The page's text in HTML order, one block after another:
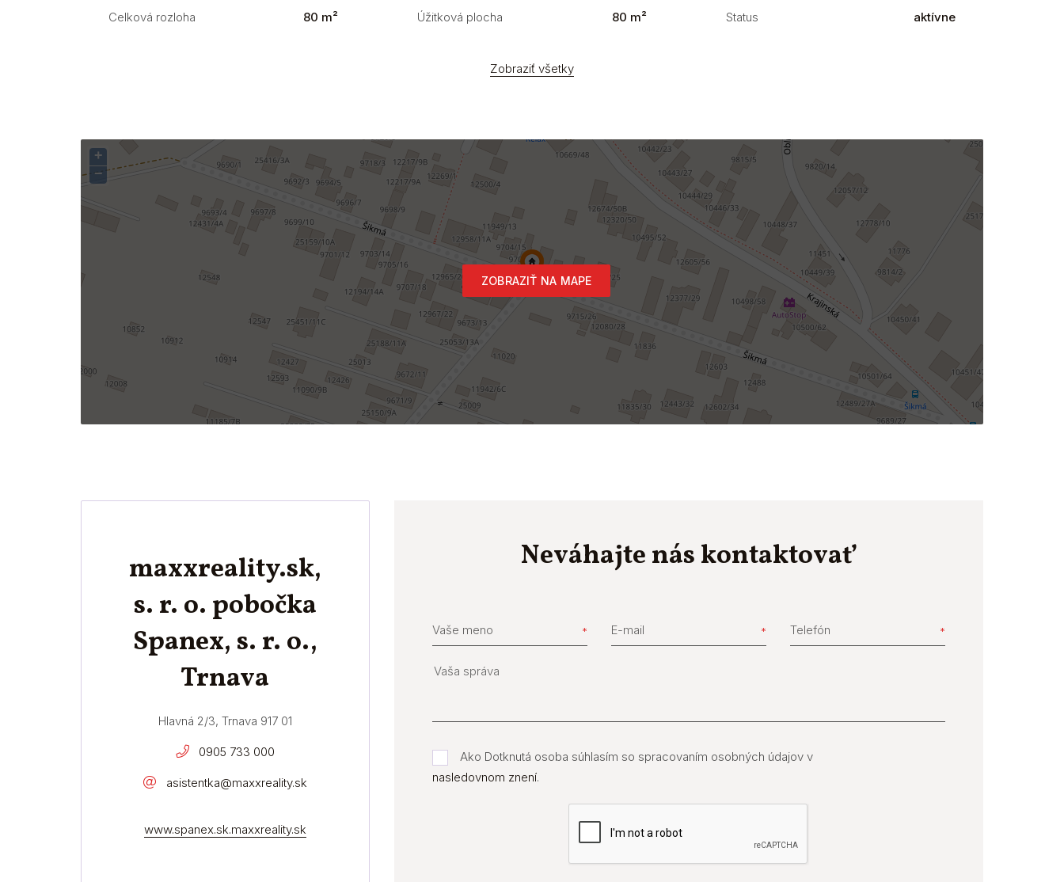
Celková rozloha 80 m² Úžitková plocha 80 m² Status aktívne
Zobraziť všetky
ZOBRAZIŤ NA MAPE
+
−
maxxreality.sk,
s. r. o. pobočka
Spanex, s. r. o.,
Trnava
Hlavná 2/3, Trnava 917 01
0905 733 000
asistentka@maxxreality.sk
www.spanex.sk.maxxreality.sk
Neváhajte nás kontaktovať
Vaše meno E-mail Telefón
Ako Dotknutá osoba súhlasím so spracovaním osobných údajov v
nasledovnom znení.